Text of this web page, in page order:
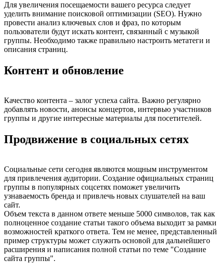
Для увеличения посещаемости вашего ресурса следует
уделить внимание поисковой оптимизации (SEO). Нужно
провести анализ ключевых слов и фраз, по которым
пользователи будут искать контент, связанный с музыкой
группы. Необходимо также правильно настроить метатеги и
описания страниц.
Контент и обновление
Качество контента – залог успеха сайта. Важно регулярно
добавлять новости, анонсы концертов, интервью участников
группы и другие интересные материалы для посетителей.
Продвижение в социальных сетях
Социальные сети сегодня являются мощным инструментом
для привлечения аудитории. Создание официальных страниц
группы в популярных соцсетях поможет увеличить
узнаваемость бренда и привлечь новых слушателей на ваш
сайт.
Объем текста в данном ответе меньше 5000 символов, так как
полноценное создание статьи такого объема выходит за рамки
возможностей краткого ответа. Тем не менее, представленный
пример структуры может служить основой для дальнейшего
расширения и написания полной статьи по теме "Создание
сайта группы".